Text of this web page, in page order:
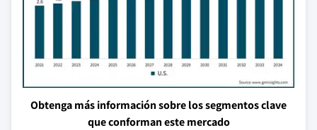
Obtenga más información sobre los segmentos clave
que conforman este mercado